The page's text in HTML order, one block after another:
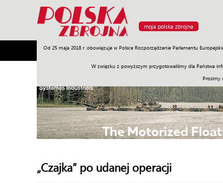
moja polska zbrojna
Od 25 maja 2018 r. obowiązuje w Polsce Rozporządzenie Parlamentu
W związku z powyższym przygotowaliśmy dla Państwa
Prosimy
Armia Poligon Sprzęt Misje Polityka Prawo
„Czajka” po udanej operacji